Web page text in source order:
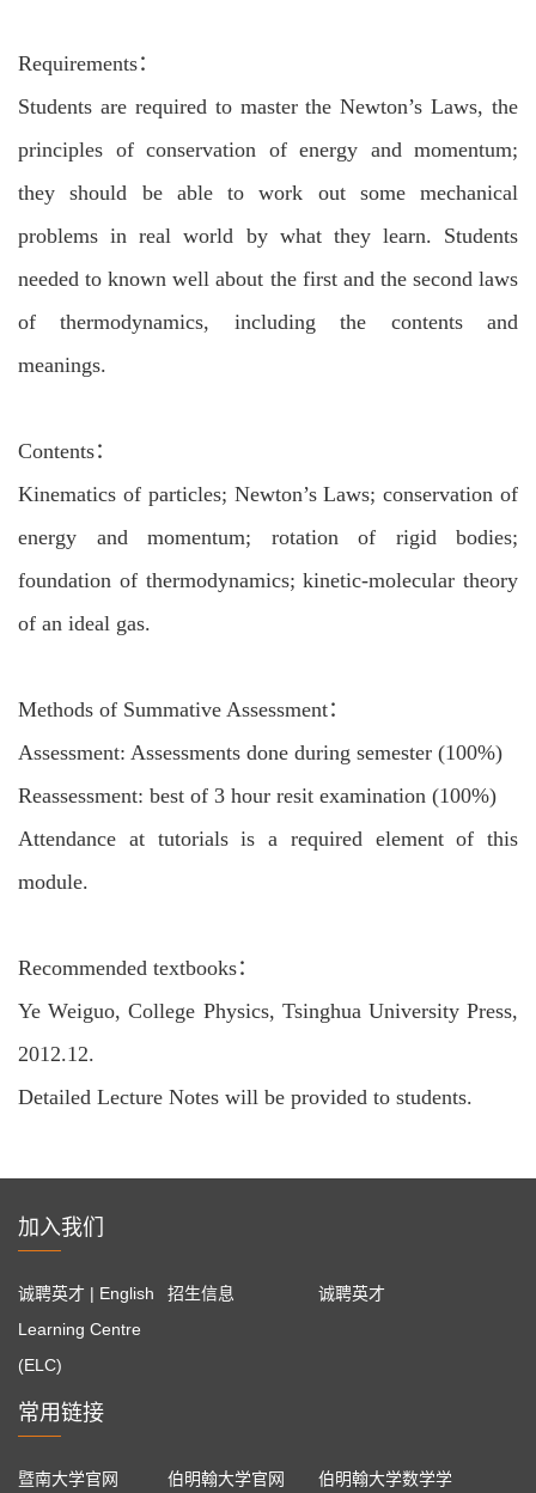
Requirements：
Students are required to master the Newton’s Laws, the
principles of conservation of energy and momentum;
they should be able to work out some mechanical
problems in real world by what they learn. Students
needed to known well about the first and the second laws
of thermodynamics, including the contents and
meanings.
Contents：
Kinematics of particles; Newton’s Laws; conservation of
energy and momentum; rotation of rigid bodies;
foundation of thermodynamics; kinetic-molecular theory
of an ideal gas.
Methods of Summative Assessment：
Assessment: Assessments done during semester (100%)
Reassessment: best of 3 hour resit examination (100%)
Attendance at tutorials is a required element of this
module.
Recommended textbooks：
Ye Weiguo, College Physics, Tsinghua University Press,
2012.12.
Detailed Lecture Notes will be provided to students.
加入我们
诚聘英才 | English
Learning Centre
(ELC)
招生信息 诚聘英才
常用链接
暨南大学官网 伯明翰大学官网 伯明翰大学数学学